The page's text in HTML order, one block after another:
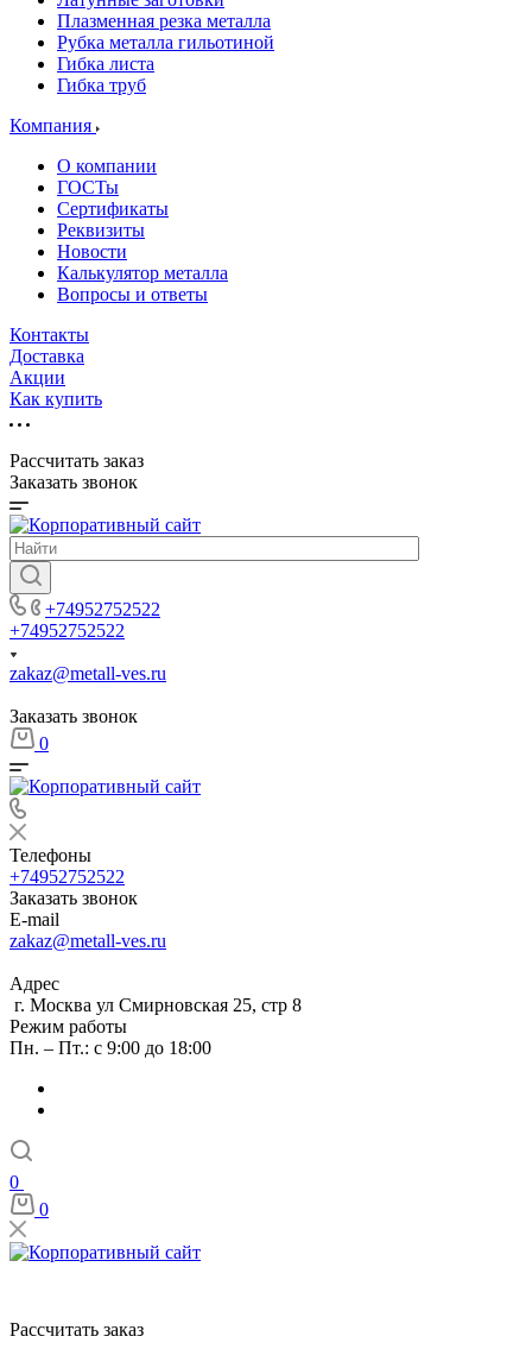
Плазменная резка металла
Рубка металла гильотиной
Гибка листа
Гибка труб
Компания
О компании
ГОСТы
Сертификаты
Реквизиты
Новости
Калькулятор металла
Вопросы и ответы
Контакты
Доставка
Акции
Как купить
Рассчитать заказ
Заказать звонок
+74952752522
+74952752522
zakaz@metall-ves.ru
Заказать звонок
0
Телефоны
+74952752522
Заказать звонок
E-mail
zakaz@metall-ves.ru
Адрес
г. Москва ул Смирновская 25, стр 8
Режим работы
Пн. – Пт.: с 9:00 до 18:00
0
0
Рассчитать заказ